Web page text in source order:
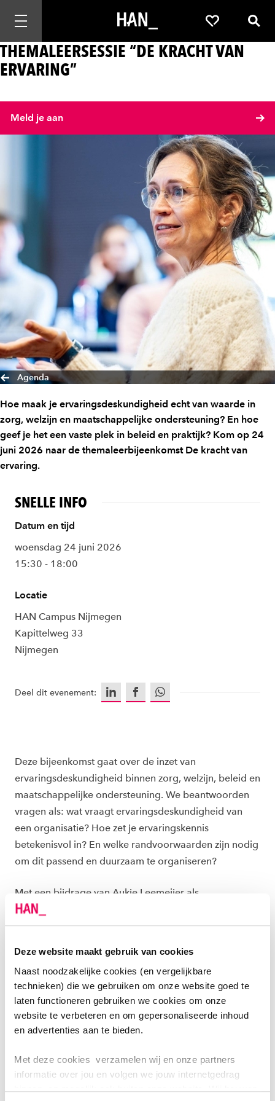
Deze website maakt gebruik van cookies
Naast noodzakelijke cookies (en vergelijkbare
technieken) die we gebruiken om onze website goed te
laten functioneren gebruiken we cookies om onze
website te verbeteren en om gepersonaliseerde inhoud
en advertenties aan te bieden.
Met deze cookies verzamelen wij en onze partners
informatie over jou en volgen we jouw internetgedrag
binnen, en mogelijk ook buiten onze website. Wij bouwen
Mobiele navigatie openen Favorieten
THEMALEERSESSIE “DE KRACHT VAN
ERVARING”
Meld je aan
Agenda
Hoe maak je ervaringsdeskundigheid echt van waarde in
zorg, welzijn en maatschappelijke ondersteuning? En hoe
geef je het een vaste plek in beleid en praktijk? Kom op 24
juni 2026 naar de themaleerbijeenkomst De kracht van
ervaring.
SNELLE INFO
Datum en tijd
woensdag 24 juni 2026
15:30 - 18:00
Locatie
HAN Campus Nijmegen
Kapittelweg 33
Nijmegen
Deel dit evenement: LinkedInFacebookWhatsApp
Deze bijeenkomst gaat over de inzet van
ervaringsdeskundigheid binnen zorg, welzijn, beleid en
maatschappelijke ondersteuning. We beantwoorden
vragen als: wat vraagt ervaringsdeskundigheid van
een organisatie? Hoe zet je ervaringskennis
betekenisvol in? En welke randvoorwaarden zijn nodig
om dit passend en duurzaam te organiseren?
Met een bijdrage van Aukje Leemeijer als
keynotespeaker willen we deelnemers inspireren én
concrete handvatten meegeven.
Daarnaast maken we ruimte om praktijkervaringen te
delen: wat mis je in jouw organisatie om
ervaringsdeskundigheid beter in te kunnen zetten?